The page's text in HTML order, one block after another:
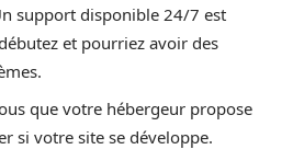
support disponible 24/7 est
et pourriez avoir des
que votre hébergeur propose
si votre site se développe.